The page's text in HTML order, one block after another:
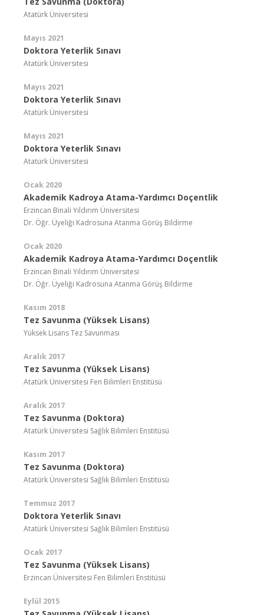
Atatürk Üniversitesi
Mayıs 2021
Doktora Yeterlik Sınavı
Atatürk Üniversitesi
Mayıs 2021
Doktora Yeterlik Sınavı
Atatürk Üniversitesi
Mayıs 2021
Doktora Yeterlik Sınavı
Atatürk Üniversitesi
Ocak 2020
Akademik Kadroya Atama-Yardımcı Doçentlik
Erzincan Binali Yıldırım Üniversitesi
Dr. Öğr. Üyeliği Kadrosuna Atanma Görüş Bildirme
Ocak 2020
Akademik Kadroya Atama-Yardımcı Doçentlik
Erzincan Binali Yıldırım Üniversitesi
Dr. Öğr. Üyeliği Kadrosuna Atanma Görüş Bildirme
Kasım 2018
Tez Savunma (Yüksek Lisans)
Yüksek Lisans Tez Savunması
Aralık 2017
Tez Savunma (Yüksek Lisans)
Atatürk Üniversitesi Fen Bilimleri Enstitüsü
Aralık 2017
Tez Savunma (Doktora)
Atatürk Üniversitesi Sağlık Bilimleri Enstitüsü
Kasım 2017
Tez Savunma (Doktora)
Atatürk Üniversitesi Sağlık Bilimleri Enstitüsü
Temmuz 2017
Doktora Yeterlik Sınavı
Atatürk Üniversitesi Sağlık Bilimleri Enstitüsü
Ocak 2017
Tez Savunma (Yüksek Lisans)
Erzincan Üniversitesi Fen Bilimleri Enstitüsü
Eylül 2015